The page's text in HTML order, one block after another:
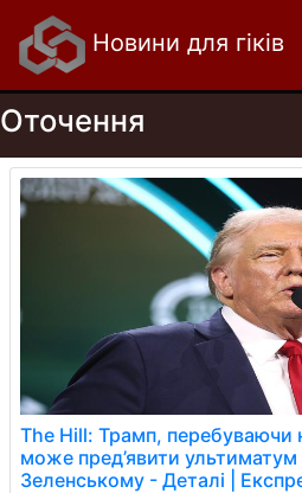
Новини для гіків
Оточення
The Hill: Трамп, перебуваючи
може пред’явити ультиматум
Зеленському - Деталі |